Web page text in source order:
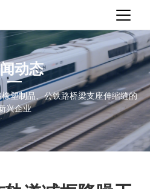
动态
塑制品、公铁路桥梁支座伸缩缝的
兴企业